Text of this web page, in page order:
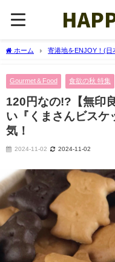
ホーム 寄港地をENJOY！(日
Gourmet＆Food 食欲の秋 特集
120円なの!?【無印
い『くまさんビスケ
気！
2024-11-02 2024-11-02